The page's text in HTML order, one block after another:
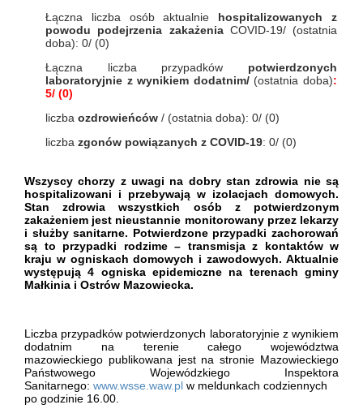
Łączna liczba osób aktualnie hospitalizowanych z
powodu podejrzenia zakażenia COVID-19/ (ostatnia
doba): 0/ (0)
Łączna liczba przypadków potwierdzonych
laboratoryjnie z wynikiem dodatnim/ (ostatnia doba):
5/ (0)
liczba ozdrowieńców / (ostatnia doba): 0/ (0)
liczba zgonów powiązanych z COVID-19: 0/ (0)
Wszyscy chorzy z uwagi na dobry stan zdrowia nie są
hospitalizowani i przebywają w izolacjach domowych.
Stan zdrowia wszystkich osób z potwierdzonym
zakażeniem jest nieustannie monitorowany przez lekarzy
i służby sanitarne. Potwierdzone przypadki zachorowań
są to przypadki rodzime – transmisja z kontaktów w
kraju w ogniskach domowych i zawodowych. Aktualnie
występują 4 ogniska epidemiczne na terenach gminy
Małkinia i Ostrów Mazowiecka.
Liczba przypadków potwierdzonych laboratoryjnie z wynikiem
dodatnim na terenie całego województwa
mazowieckiego publikowana jest na stronie Mazowieckiego
Państwowego Wojewódzkiego Inspektora
Sanitarnego: www.wsse.waw.pl w meldunkach codziennych
po godzinie 16.00.